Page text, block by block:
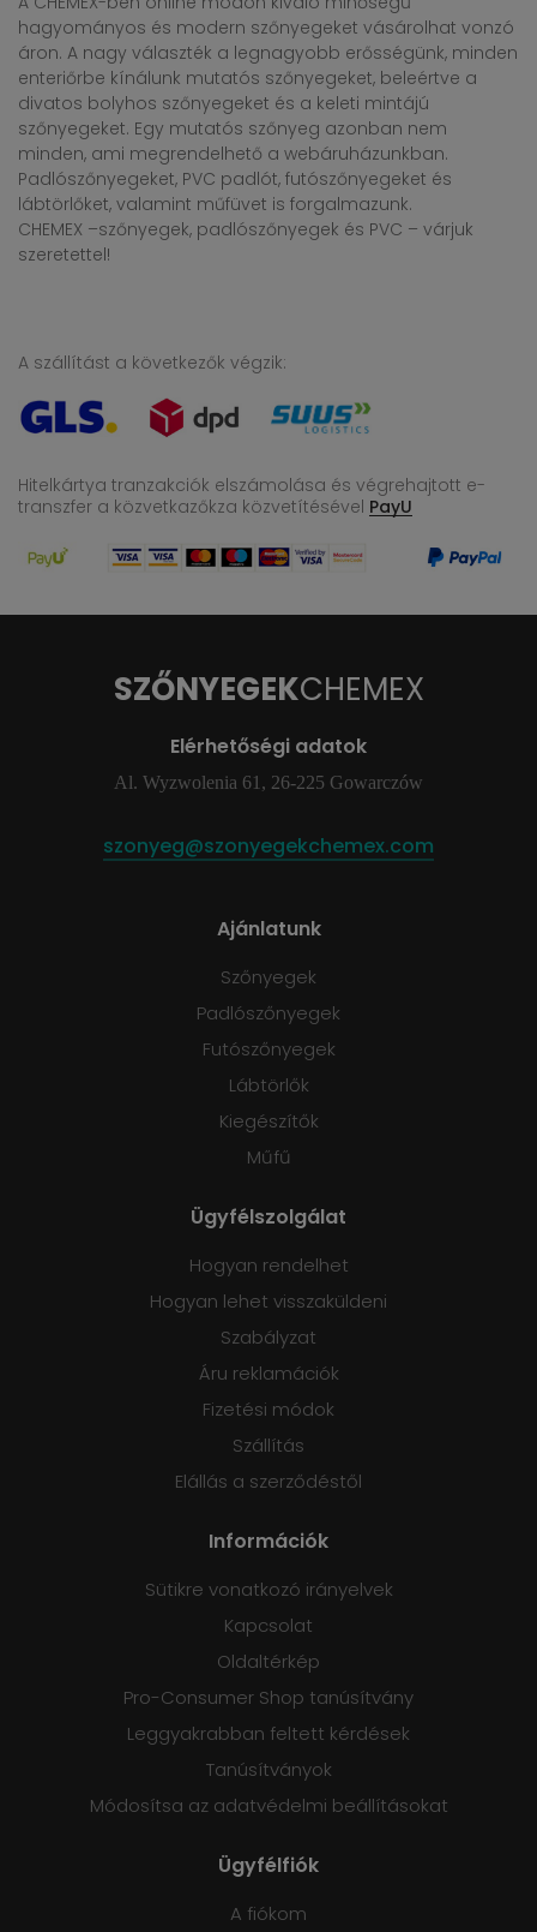
hagyományos és modern szőnyegeket vásárolhat vonzó
áron. A nagy választék a legnagyobb erősségünk, minden
enteriőrbe kínálunk mutatós szőnyegeket, beleértve a
divatos bolyhos szőnyegeket és a keleti mintájú
szőnyegeket. Egy mutatós szőnyeg azonban nem
minden, ami megrendelhető a webáruházunkban.
Padlószőnyegeket, PVC padlót, futószőnyegeket és
lábtörlőket, valamint műfüvet is forgalmazunk.
CHEMEX –szőnyegek, padlószőnyegek és PVC – várjuk
szeretettel!
A szállítást a következők végzik:
Hitelkártya tranzakciók elszámolása és végrehajtott e-
transzfer a közvetkazőkza közvetítésével PayU
SZŐNYEGEKCHEMEX
Elérhetőségi adatok
Al. Wyzwolenia 61, 26-225 Gowarczów
szonyeg@szonyegekchemex.com
Ajánlatunk
Szőnyegek
Padlószőnyegek
Futószőnyegek
Lábtörlők
Kiegészítők
Műfű
Ügyfélszolgálat
Hogyan rendelhet
Hogyan lehet visszaküldeni
Szabályzat
Áru reklamációk
Fizetési módok
Szállítás
Elállás a szerződéstől
Információk
Sütikre vonatkozó irányelvek
Kapcsolat
Oldaltérkép
Pro-Consumer Shop tanúsítvány
Leggyakrabban feltett kérdések
Tanúsítványok
Módosítsa az adatvédelmi beállításokat
Ügyfélfiók
A fiókom